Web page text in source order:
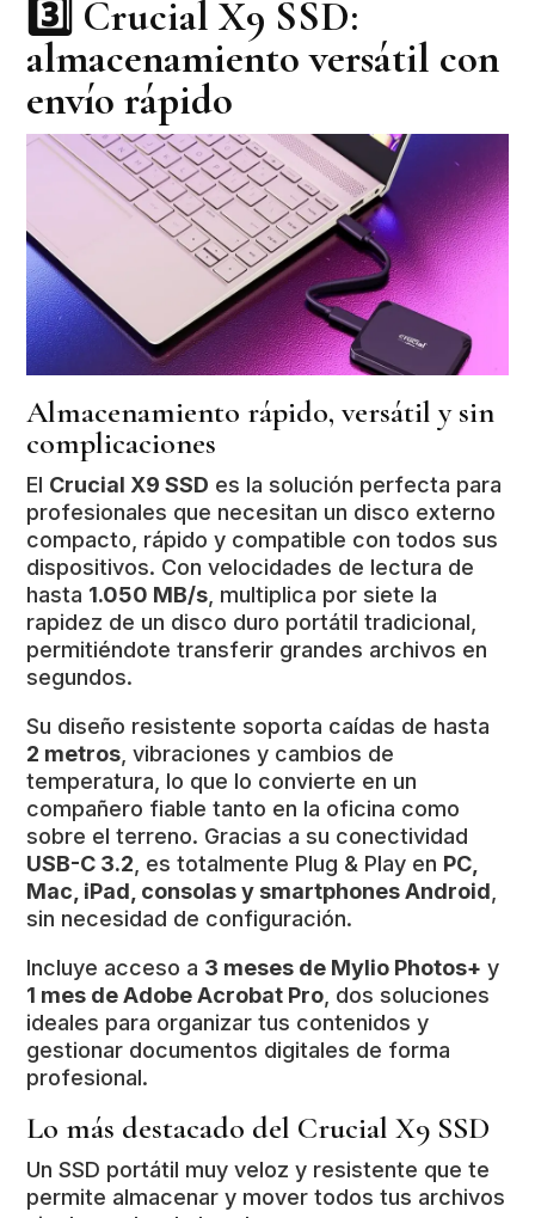
3️⃣ Crucial X9 SSD:
almacenamiento versátil con
envío rápido
Almacenamiento rápido, versátil y sin
complicaciones
El Crucial X9 SSD es la solución perfecta para
profesionales que necesitan un disco externo
compacto, rápido y compatible con todos sus
dispositivos. Con velocidades de lectura de
hasta 1.050 MB/s , multiplica por siete la
rapidez de un disco duro portátil tradicional,
permitiéndote transferir grandes archivos en
segundos.
Su diseño resistente soporta caídas de hasta
2 metros , vibraciones y cambios de
temperatura, lo que lo convierte en un
compañero fiable tanto en la oficina como
sobre el terreno. Gracias a su conectividad
USB-C 3.2 , es totalmente Plug & Play en PC,
Mac, iPad, consolas y smartphones Android
sin necesidad de configuración.
Incluye acceso a 3 meses de Mylio Photos+ y
1 mes de Adobe Acrobat Pro , dos soluciones
ideales para organizar tus contenidos y
gestionar documentos digitales de forma
profesional.
Lo más destacado del Crucial X9 SSD
Un SSD portátil muy veloz y resistente que te
permite almacenar y mover todos tus archivos